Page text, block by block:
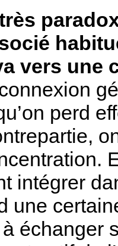
vers une
perd
intégrer
une
à échanger